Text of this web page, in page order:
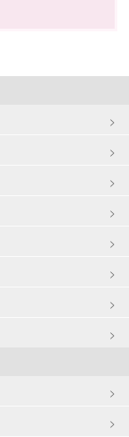
閣府補助対象)